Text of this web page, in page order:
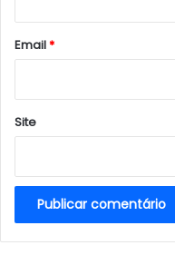
*
Email*
Site